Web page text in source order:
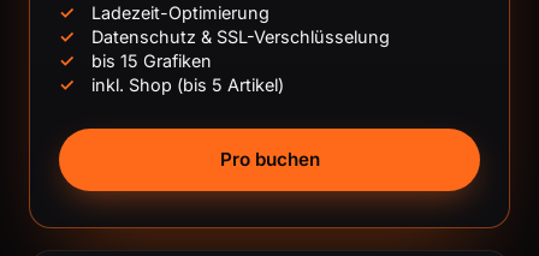
Ladezeit-Optimierung
Datenschutz & SSL-Verschlüsselung
bis 15 Grafiken
inkl. Shop (bis 5 Artikel)
Pro buchen